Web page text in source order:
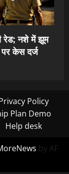
रेड; नशे में झूम
केस दर्ज
Policy
Plan Demo
Help desk
by AF